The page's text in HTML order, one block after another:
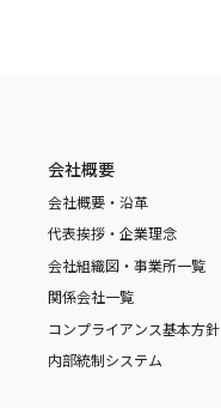
会社概要
会社概要・沿革
代表挨拶・企業理念
会社組織図・事業所一覧
関係会社一覧
コンプライアンス基本方針
内部統制システム